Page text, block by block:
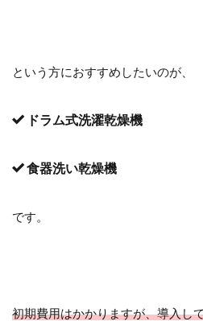
という方におすすめしたいのが、
ドラム式洗濯乾燥機
食器洗い乾燥機
です。
初期費用はかかりますが、導入し